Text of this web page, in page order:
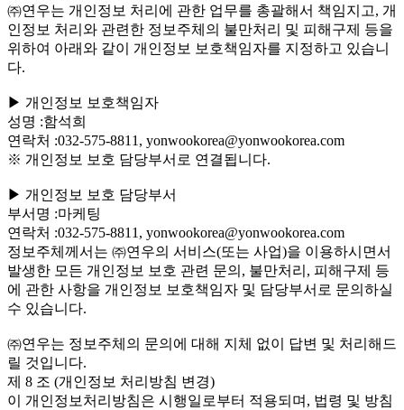
㈜연우는 개인정보 처리에 관한 업무를 총괄해서 책임지고, 개
인정보 처리와 관련한 정보주체의 불만처리 및 피해구제 등을
위하여 아래와 같이 개인정보 보호책임자를 지정하고 있습니
다.
▶ 개인정보 보호책임자
성명 :함석희
연락처 :032-575-8811, yonwookorea@yonwookorea.com
※ 개인정보 보호 담당부서로 연결됩니다.
▶ 개인정보 보호 담당부서
부서명 :마케팅
연락처 :032-575-8811, yonwookorea@yonwookorea.com
정보주체께서는 ㈜연우의 서비스(또는 사업)을 이용하시면서
발생한 모든 개인정보 보호 관련 문의, 불만처리, 피해구제 등
에 관한 사항을 개인정보 보호책임자 및 담당부서로 문의하실
수 있습니다.
㈜연우는 정보주체의 문의에 대해 지체 없이 답변 및 처리해드
릴 것입니다.
제 8 조 (개인정보 처리방침 변경)
이 개인정보처리방침은 시행일로부터 적용되며, 법령 및 방침